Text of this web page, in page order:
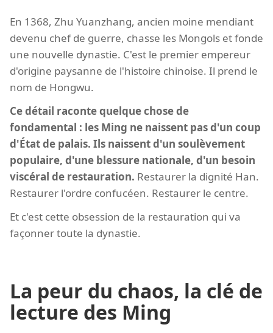
En 1368, Zhu Yuanzhang, ancien moine mendiant
devenu chef de guerre, chasse les Mongols et fonde
une nouvelle dynastie. C'est le premier empereur
d'origine paysanne de l'histoire chinoise. Il prend le
nom de Hongwu.
Ce détail raconte quelque chose de
fondamental : les Ming ne naissent pas d'un coup
d'État de palais. Ils naissent d'un soulèvement
populaire, d'une blessure nationale, d'un besoin
viscéral de restauration. Restaurer la dignité Han.
Restaurer l'ordre confucéen. Restaurer le centre.
Et c'est cette obsession de la restauration qui va
façonner toute la dynastie.
La peur du chaos, la clé de
lecture des Ming